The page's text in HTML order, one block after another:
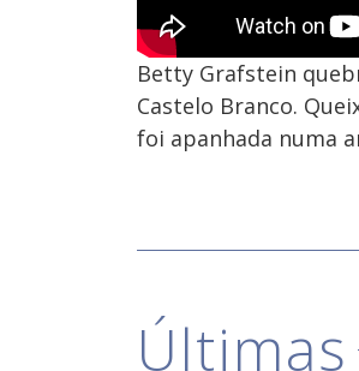
Betty Grafstein
Castelo Branco.
foi apanhada numa
Últimas